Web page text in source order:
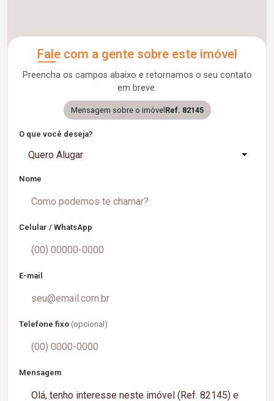
Fale com a gente sobre este imóvel
Preencha os campos abaixo e retornamos o seu contato
em breve.
Mensagem sobre o imóvelRef. 82145
O que você deseja?
Quero Alugar
Nome
Celular / WhatsApp
E-mail
Telefone fixo (opcional)
Mensagem